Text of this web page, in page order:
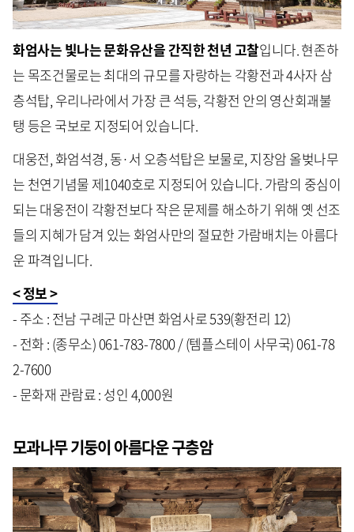
화엄사는 빛나는 문화유산을 간직한 천년 고찰입니다. 현존하
는 목조건물로는 최대의 규모를 자랑하는 각황전과 4사자 삼
층석탑, 우리나라에서 가장 큰 석등, 각황전 안의 영산회괘불
탱 등은 국보로 지정되어 있습니다.
대웅전, 화엄석경, 동·서 오층석탑은 보물로, 지장암 올벚나무
는 천연기념물 제1040호로 지정되어 있습니다. 가람의 중심이
되는 대웅전이 각황전보다 작은 문제를 해소하기 위해 옛 선조
들의 지혜가 담겨 있는 화엄사만의 절묘한 가람배치는 아름다
운 파격입니다.
< 정보 >
- 주소 : 전남 구례군 마산면 화엄사로 539(황전리 12)
- 전화 : (종무소) 061-783-7800 / (템플스테이 사무국) 061-78
2-7600
- 문화재 관람료 : 성인 4,000원
모과나무 기둥이 아름다운 구층암